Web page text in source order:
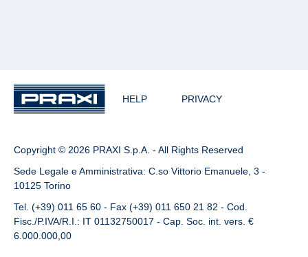
HELP PRIVACY
Copyright © 2026 PRAXI S.p.A. - All Rights Reserved
Sede Legale e Amministrativa: C.so Vittorio Emanuele, 3 -
10125 Torino
Tel. (+39) 011 65 60 - Fax (+39) 011 650 21 82 - Cod.
Fisc./P.IVA/R.I.: IT 01132750017 - Cap. Soc. int. vers. €
6.000.000,00